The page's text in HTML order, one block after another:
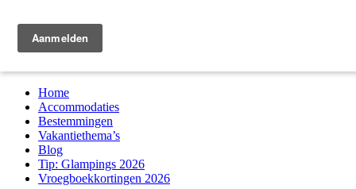
Home
Accommodaties
Bestemmingen
Vakantiethema’s
Blog
Tip: Glampings 2026
Vroegboekkortingen 2026